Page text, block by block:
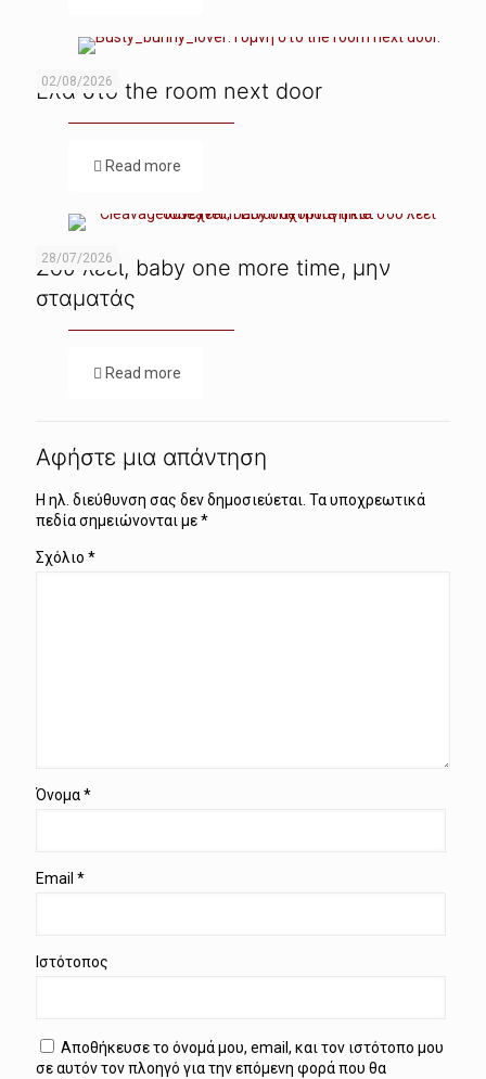
02/08/2026
Ελα στο the room next door
Read more
28/07/2026
Σου λέει, baby one more time, μην
σταματάς
Read more
Αφήστε μια απάντηση
Η ηλ. διεύθυνση σας δεν δημοσιεύεται. Τα υποχρεωτικά
πεδία σημειώνονται με*
Σχόλιο *
Όνομα*
Email *
Ιστότοπος
Αποθήκευσε το όνομά μου, email, και τον ιστότοπο μου
σε αυτόν τον πλοηγό για την επόμενη φορά που θα